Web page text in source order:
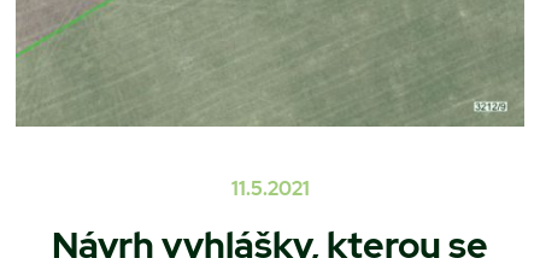
11.5.2021
Návrh vyhlášky, kterou se